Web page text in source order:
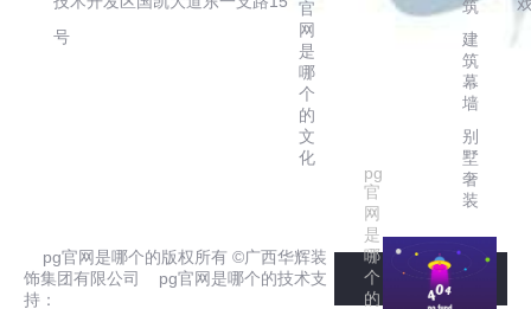
号
官
网
是
哪
个
的
文
化
筑
建
筑
幕
墙
别
墅
奢
装
pg官网是哪个的版权所有 ©广西华辉装
饰集团有限公司 pg官网是哪个的技术支
持：
pg
官
网
是
哪
个
的